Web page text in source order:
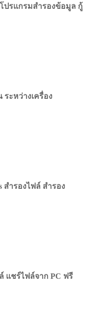
(โปรแกรมสำรองข้อมูล กู้
ระหว่างเครื่อง
สำรองไฟล์ สำรอง
แชร์ไฟล์จาก PC ฟรี